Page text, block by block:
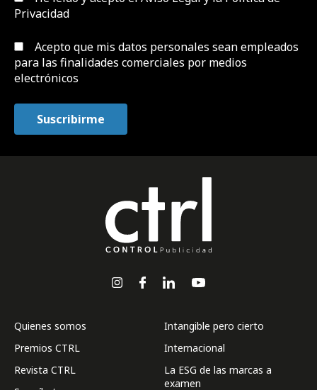
Privacidad
Acepto que mis datos personales sean empleados
para las finalidades comerciales por medios
electrónicos
Quienes somos
Premios CTRL
Revista CTRL
Intangible pero cierto
Internacional
La ESG de las marcas a
examen